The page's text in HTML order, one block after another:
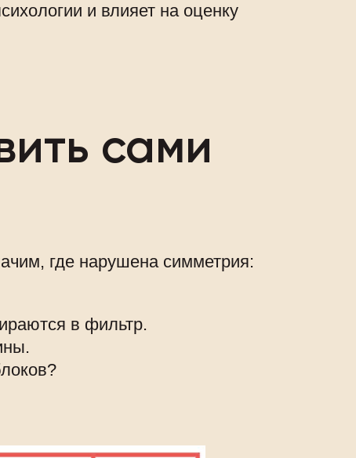
и влияет на оценку
сами
где нарушена симметрия:
в фильтр.